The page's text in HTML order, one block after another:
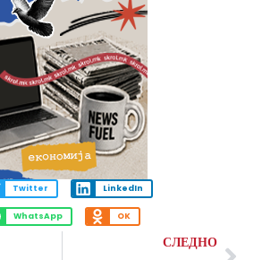
Twitter LinkedIn
WhatsApp OK
СЛЕДНО